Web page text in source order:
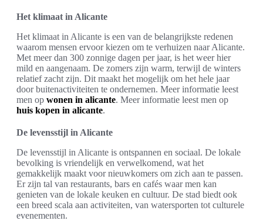
Het klimaat in Alicante
Het klimaat in Alicante is een van de belangrijkste redenen
waarom mensen ervoor kiezen om te verhuizen naar Alicante.
Met meer dan 300 zonnige dagen per jaar, is het weer hier
mild en aangenaam. De zomers zijn warm, terwijl de winters
relatief zacht zijn. Dit maakt het mogelijk om het hele jaar
door buitenactiviteiten te ondernemen. Meer informatie leest
men op wonen in alicante. Meer informatie leest men op
huis kopen in alicante.
De levensstijl in Alicante
De levensstijl in Alicante is ontspannen en sociaal. De lokale
bevolking is vriendelijk en verwelkomend, wat het
gemakkelijk maakt voor nieuwkomers om zich aan te passen.
Er zijn tal van restaurants, bars en cafés waar men kan
genieten van de lokale keuken en cultuur. De stad biedt ook
een breed scala aan activiteiten, van watersporten tot culturele
evenementen.